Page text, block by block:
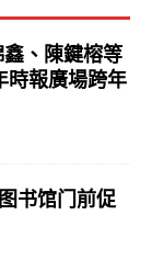
、陳鍵榕等
時報廣場跨年
书馆门前促